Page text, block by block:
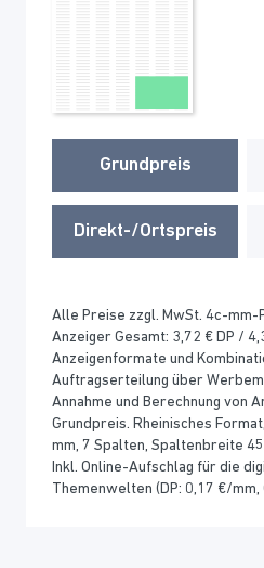
Grundpreis
Direkt-/Ortspreis
Alle Preise zzgl. MwSt. 4c-mm-
Anzeiger Gesamt: 3,72 € DP /
Anzeigenformate und
Auftragserteilung über
Annahme und Berechnung von
Grundpreis. Rheinisches
mm, 7 Spalten, Spaltenbreite
Inkl. Online-Aufschlag für die
Themenwelten (DP: 0,17 €/mm,